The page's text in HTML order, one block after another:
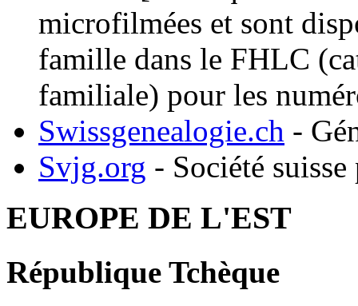
microfilmées et sont
famille dans le FHLC
familiale) pour les
Swissgenealogie.ch -
Svjg.org - Société
EUROPE DE L'EST
République Tchèque